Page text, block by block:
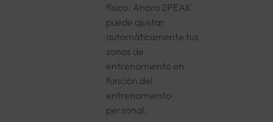
físico. Ahora 2PEAK
puede ajustar
automáticamente tus
zonas de
entrenamiento en
función del
entrenamiento
personal.